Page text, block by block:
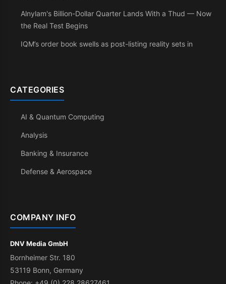
Alnylam's Billion-Dollar Quarter Lands With a Thud — Now
the Real Test Begins
IQM’s order book swells as post-listing reality sets in
CATEGORIES
AI & Quantum Computing
Analysis
Banking & Insurance
Defense & Aerospace
COMPANY INFO
DNV Media GmbH
Bornheimer Str. 180
53119 Bonn, Germany